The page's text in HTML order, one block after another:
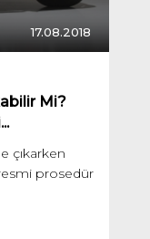
17.08.2018
Mi?
çıkarken
prosedür